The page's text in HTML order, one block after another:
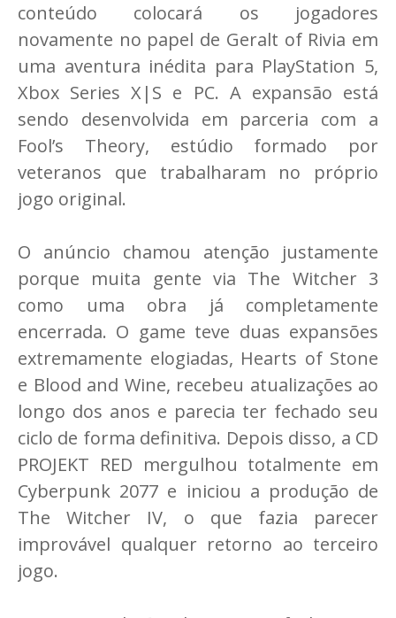
conteúdo colocará os jogadores
novamente no papel de Geralt of Rivia em
uma aventura inédita para PlayStation 5,
Xbox Series X|S e PC. A expansão está
sendo desenvolvida em parceria com a
Fool’s Theory, estúdio formado por
veteranos que trabalharam no próprio
jogo original.
O anúncio chamou atenção justamente
porque muita gente via The Witcher 3
como uma obra já completamente
encerrada. O game teve duas expansões
extremamente elogiadas, Hearts of Stone
e Blood and Wine, recebeu atualizações ao
longo dos anos e parecia ter fechado seu
ciclo de forma definitiva. Depois disso, a CD
PROJEKT RED mergulhou totalmente em
Cyberpunk 2077 e iniciou a produção de
The Witcher IV, o que fazia parecer
improvável qualquer retorno ao terceiro
jogo.